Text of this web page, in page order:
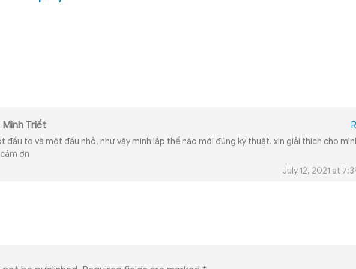
Minh Triết
đầu to và một đầu nhỏ, như vậy mình lắp thế nào mới đúng kỹ thuật. xin giải thích cho
ơn
July 12, 2021 at